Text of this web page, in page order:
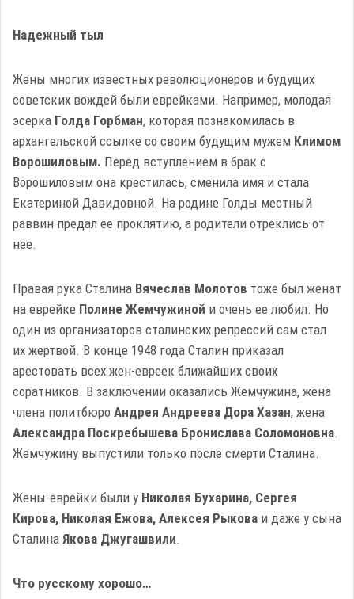
Надежный тыл
Жены многих известных революционеров и будущих
советских вождей были еврейками. Например, молодая
эсерка Голда Горбман, которая познакомилась в
архангельской ссылке со своим будущим мужем Климом
Ворошиловым. Перед вступлением в брак с
Ворошиловым она крестилась, сменила имя и стала
Екатериной Давидовной. На родине Голды местный
раввин предал ее проклятию, а родители отреклись от
нее.
Правая рука Сталина Вячеслав Молотов тоже был женат
на еврейке Полине Жемчужиной и очень ее любил. Но
один из организаторов сталинских репрессий сам стал
их жертвой. В конце 1948 года Сталин приказал
арестовать всех жен-евреек ближайших своих
соратников. В заключении оказались Жемчужина, жена
члена политбюро Андрея Андреева Дора Хазан, жена
Александра Поскребышева Бронислава Соломоновна.
Жемчужину выпустили только после смерти Сталина.
Жены-еврейки были у Николая Бухарина, Сергея
Кирова, Николая Ежова, Алексея Рыкова и даже у сына
Сталина Якова Джугашвили.
Что русскому хорошо…